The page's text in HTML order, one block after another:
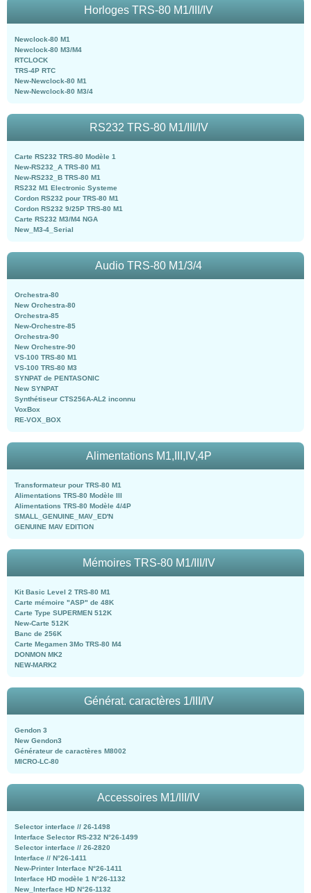
Horloges TRS-80 M1/III/IV
Newclock-80 M1
Newclock-80 M3/M4
RTCLOCK
TRS-4P RTC
New-Newclock-80 M1
New-Newclock-80 M3/4
RS232 TRS-80 M1/III/IV
Carte RS232 TRS-80 Modèle 1
New-RS232_A TRS-80 M1
New-RS232_B TRS-80 M1
RS232 M1 Electronic Systeme
Cordon RS232 pour TRS-80 M1
Cordon RS232 9/25P TRS-80 M1
Carte RS232 M3/M4 NGA
New_M3-4_Serial
Audio TRS-80 M1/3/4
Orchestra-80
New Orchestra-80
Orchestra-85
New-Orchestre-85
Orchestra-90
New Orchestre-90
VS-100 TRS-80 M1
VS-100 TRS-80 M3
SYNPAT de PENTASONIC
New SYNPAT
Synthétiseur CTS256A-AL2 inconnu
VoxBox
RE-VOX_BOX
Alimentations M1,III,IV,4P
Transformateur pour TRS-80 M1
Alimentations TRS-80 Modèle III
Alimentations TRS-80 Modèle 4/4P
SMALL_GENUINE_MAV_ED'N
GENUINE MAV EDITION
Mémoires TRS-80 M1/III/IV
Kit Basic Level 2 TRS-80 M1
Carte mémoire "ASP" de 48K
Carte Type SUPERMEN 512K
New-Carte 512K
Banc de 256K
Carte Megamen 3Mo TRS-80 M4
DONMON MK2
NEW-MARK2
Générat. caractères 1/III/IV
Gendon 3
New Gendon3
Générateur de caractères M8002
MICRO-LC-80
Accessoires M1/III/IV
Selector interface // 26-1498
Interface Selector RS-232 N°26-1499
Selector interface // 26-2820
Interface // N°26-1411
New-Printer Interface N°26-1411
Interface HD modèle 1 N°26-1132
New_Interface HD N°26-1132